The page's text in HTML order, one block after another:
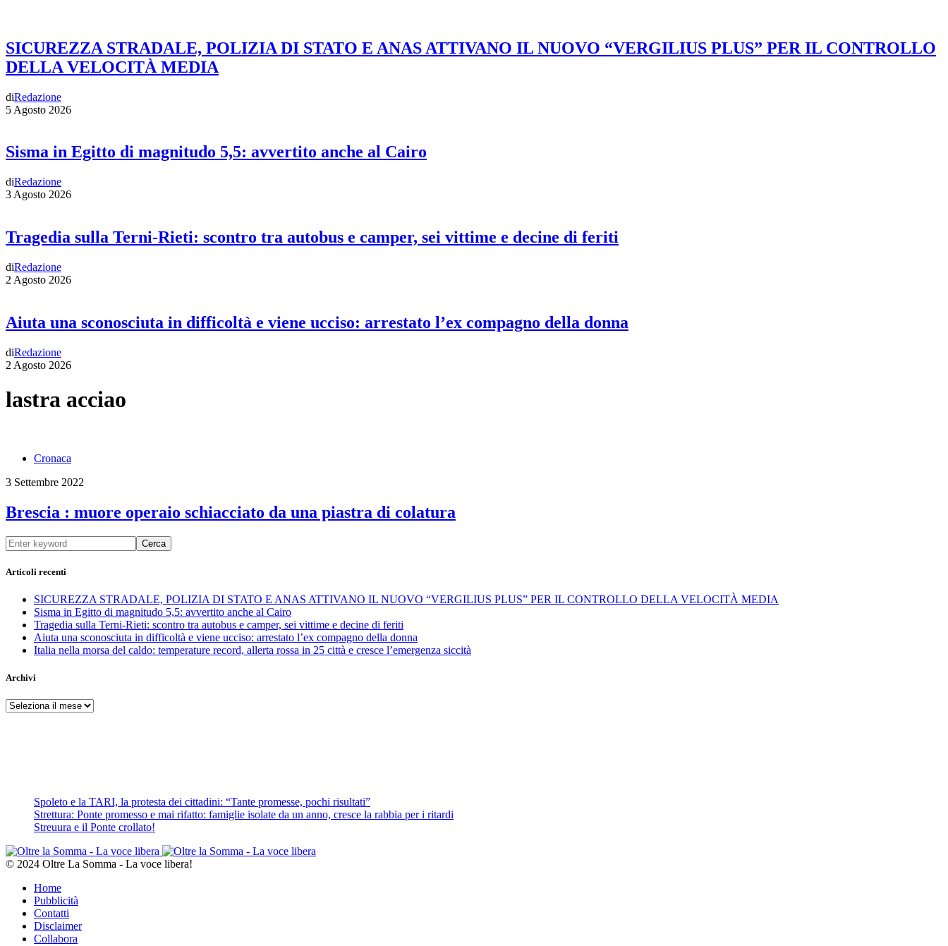
SICUREZZA STRADALE, POLIZIA DI STATO E ANAS ATTIVANO IL NUOVO “VERGILIUS PLUS” PER IL CONTROLLO
DELLA VELOCITÀ MEDIA
diRedazione
5 Agosto 2026
Sisma in Egitto di magnitudo 5,5: avvertito anche al Cairo
diRedazione
3 Agosto 2026
Tragedia sulla Terni-Rieti: scontro tra autobus e camper, sei vittime e decine di feriti
diRedazione
2 Agosto 2026
Aiuta una sconosciuta in difficoltà e viene ucciso: arrestato l’ex compagno della donna
diRedazione
2 Agosto 2026
lastra acciao
Cronaca
3 Settembre 2022
Brescia : muore operaio schiacciato da una piastra di colatura
Cerca
Articoli recenti
SICUREZZA STRADALE, POLIZIA DI STATO E ANAS ATTIVANO IL NUOVO “VERGILIUS PLUS” PER IL CONTROLLO DELLA VELOCITÀ MEDIA
Sisma in Egitto di magnitudo 5,5: avvertito anche al Cairo
Tragedia sulla Terni-Rieti: scontro tra autobus e camper, sei vittime e decine di feriti
Aiuta una sconosciuta in difficoltà e viene ucciso: arrestato l’ex compagno della donna
Italia nella morsa del caldo: temperature record, allerta rossa in 25 città e cresce l’emergenza siccità
Archivi
Archivi
Spoleto e la TARI, la protesta dei cittadini: “Tante promesse, pochi risultati”
Strettura: Ponte promesso e mai rifatto: famiglie isolate da un anno, cresce la rabbia per i ritardi
Streuura e il Ponte crollato!
© 2024 Oltre La Somma - La voce libera!
Home
Pubblicità
Contatti
Disclaimer
Collabora